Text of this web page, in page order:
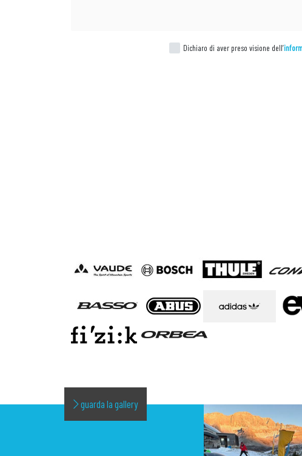
Dichiaro di aver preso visione dell’
guarda la gallery